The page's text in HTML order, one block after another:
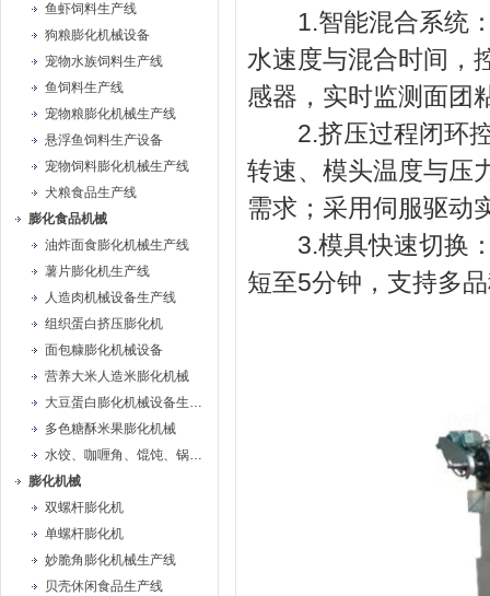
鱼虾饲料生产线
狗粮膨化机械设备
宠物水族饲料生产线
鱼饲料生产线
宠物粮膨化机械生产线
悬浮鱼饲料生产设备
宠物饲料膨化机械生产线
犬粮食品生产线
膨化食品机械
油炸面食膨化机械生产线
薯片膨化机生产线
人造肉机械设备生产线
组织蛋白挤压膨化机
面包糠膨化机械设备
营养大米人造米膨化机械
大豆蛋白膨化机械设备生产线
多色糖酥米果膨化机械
水饺、咖喱角、馄饨、锅贴机
膨化机械
双螺杆膨化机
单螺杆膨化机
妙脆角膨化机械生产线
贝壳休闲食品生产线
1.智能混合系统：
水速度与混合时间，
感器，实时监测面团
2.挤压过程闭环控
转速、模头温度与压
需求；采用伺服驱动
3.模具快速切换：
短至5分钟，支持多